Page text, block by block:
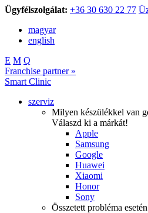
Ügyfélszolgálat: +36 30 630 22 77
magyar
english
E M Q
Franchise partner »
Smart Clinic
szerviz
Milyen készülékkel van
Válaszd ki a márkát!
Apple
Samsung
Google
Huawei
Xiaomi
Honor
Sony
Összetett probléma